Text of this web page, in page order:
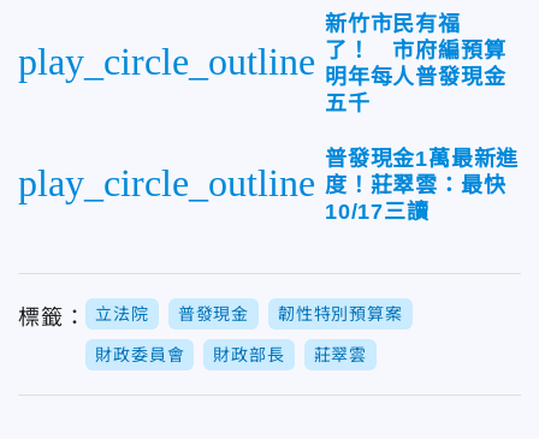
play_circle_outline
新竹市民有福
了！ 市府編預算
明年每人普發現金
五千
play_circle_outline
普發現金1萬最新進
度！莊翠雲：最快
10/17三讀
標籤： 立法院 普發現金 韌性特別預算案
財政委員會 財政部長 莊翠雲